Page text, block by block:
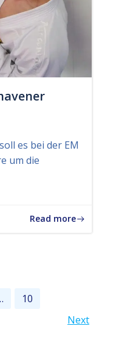
es bei der EM
um die
Read more
Page
10
Next